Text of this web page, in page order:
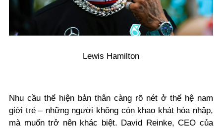
Lewis Hamilton
Nhu cầu thể hiện bản thân càng rõ nét ở thế hệ nam
giới trẻ – những người không còn khao khát hòa nhập,
mà muốn trở nên khác biệt. David Reinke, CEO của